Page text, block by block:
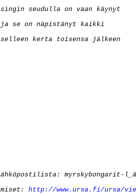
seudulla on vaan käynyt
se on näpistänyt kaikki
kerta toisensa jälkeen
sähköpostilista: myrskybongarit-
http://www.ursa.fi/ursa/